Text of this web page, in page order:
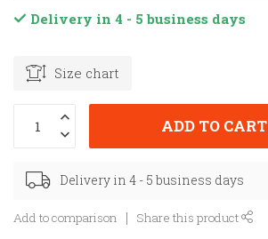
Delivery in 4 - 5 business days
Size chart
ADD TO CART
Delivery in 4 - 5 business days
Add to comparison Share this product